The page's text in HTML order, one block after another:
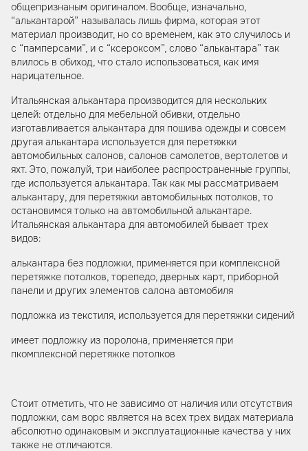
общепризнаным оригиналом. Вообще, изначально,
“алькантарой” называлась лишь фирма, которая этот
материал производит, но со временем, как это случилось и
с “памперсами”, и с “ксероксом”, слово “алькантара” так
влилось в обиход, что стало использоваться, как имя
нарицательное.
Итальянская алькантара производится для нескольких
целей: отдельно для мебельной обивки, отдельно
изготавливается алькантара для пошива одежды и совсем
другая алькантара используется для перетяжки
автомобильных салонов, салонов самолетов, вертолетов и
яхт. Это, пожалуй, три наиболее распространенные группы,
где используется алькантара. Так как мы рассматриваем
алькантару, для перетяжки автомобильных потолков, то
остановимся только на автомобильной алькантаре.
Итальянская алькантара для автомобилей бывает трех
видов:
алькантара без подложки, применяется при комплексной
перетяжке потолков, торепедо, дверных карт, приборной
панели и других элементов салона автомобиля
подложка из текстиля, используется для перетяжки сидений
имеет подложку из поролона, применяется при
пкомплексной перетяжке потолков
Стоит отметить, что не зависимо от наличия или отсутствия
подложки, сам ворс является на всех трех видах материала
абсолютно одинаковым и эксплуатационные качества у них
также не отличаются.